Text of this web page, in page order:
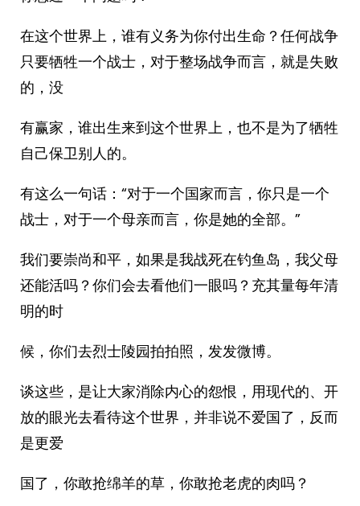
在这个世界上，谁有义务为你付出生命？任何战争
只要牺牲一个战士，对于整场战争而言，就是失败
的，没
有赢家，谁出生来到这个世界上，也不是为了牺牲
自己保卫别人的。
有这么一句话：“对于一个国家而言，你只是一个
战士，对于一个母亲而言，你是她的全部。”
我们要崇尚和平，如果是我战死在钓鱼岛，我父母
还能活吗？你们会去看他们一眼吗？充其量每年清
明的时
候，你们去烈士陵园拍拍照，发发微博。
谈这些，是让大家消除内心的怨恨，用现代的、开
放的眼光去看待这个世界，并非说不爱国了，反而
是更爱
国了，你敢抢绵羊的草，你敢抢老虎的肉吗？